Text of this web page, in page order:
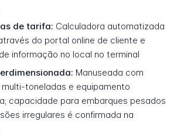
de tarifa: Calculadora automatizada
do portal online de cliente e
informação no local no terminal
Manuseada com
multi-toneladas e equipamento
capacidade para embarques pesados
irregulares é confirmada na